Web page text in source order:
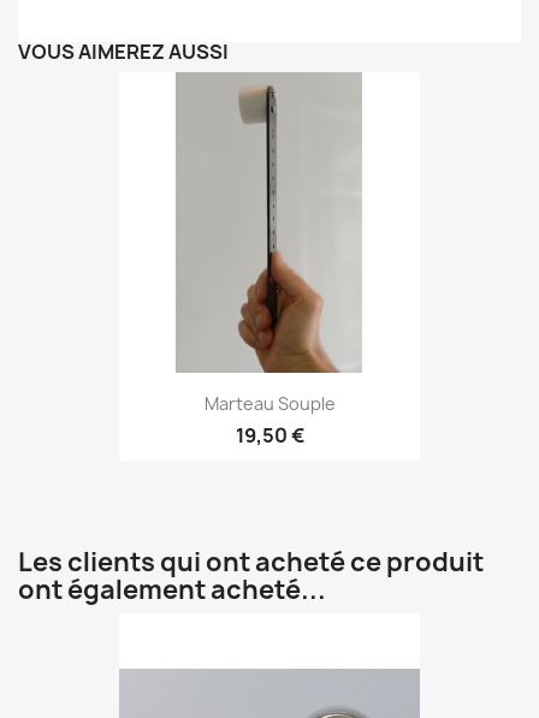
VOUS AIMEREZ AUSSI
Marteau Souple
19,50 €
Les clients qui ont acheté ce produit
ont également acheté...